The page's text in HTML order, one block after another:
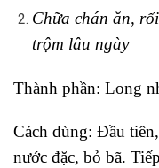
Chữa chán ăn,
trộm lâu ngày
Thành phần: Long
Cách dùng: Đầu
nước đặc, bỏ bã.